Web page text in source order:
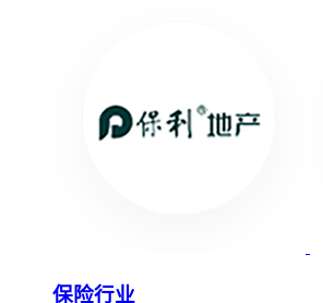
保险行业